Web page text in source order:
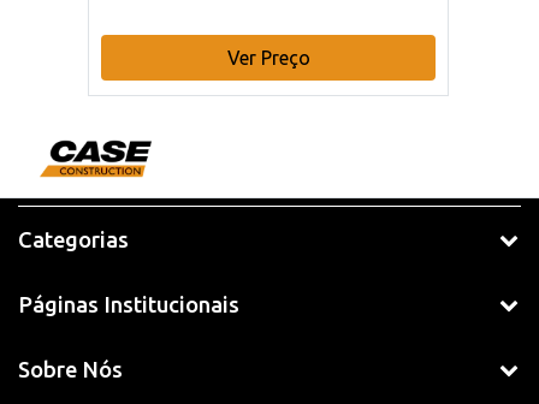
Ver Preço
Categorias
Páginas Institucionais
Sobre Nós